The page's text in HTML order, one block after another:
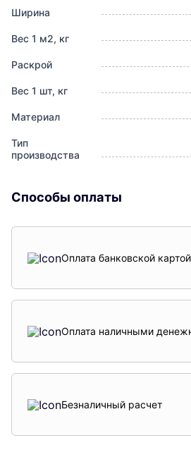
Ширина
Вес 1 м2, кг
Раскрой
Вес 1 шт, кг
Материал
Тип
производства
Способы оплаты
Оплата банковской
Оплата наличными
Безналичный расчет